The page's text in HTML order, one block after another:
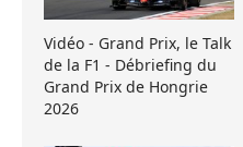
Vidéo - Grand Prix, le Talk
de la F1 - Débriefing du
Grand Prix de Hongrie
2026